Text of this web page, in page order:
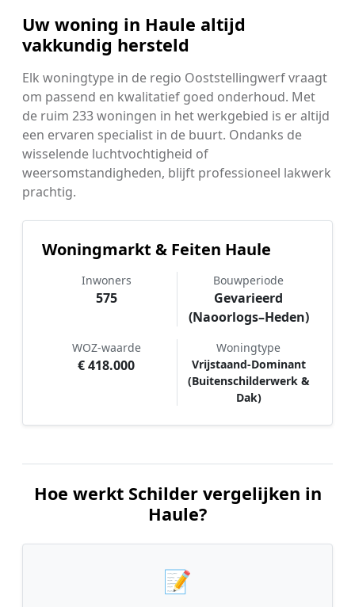
Uw woning in Haule altijd
vakkundig hersteld
Elk woningtype in de regio Ooststellingwerf vraagt
om passend en kwalitatief goed onderhoud. Met
de ruim 233 woningen in het werkgebied is er altijd
een ervaren specialist in de buurt. Ondanks de
wisselende luchtvochtigheid of
weersomstandigheden, blijft professioneel lakwerk
prachtig.
Woningmarkt & Feiten Haule
Inwoners
575
Bouwperiode
Gevarieerd
(Naoorlogs–Heden)
WOZ-waarde
€ 418.000
Woningtype
Vrijstaand-Dominant
(Buitenschilderwerk &
Dak)
Hoe werkt Schilder vergelijken in
Haule?
📝